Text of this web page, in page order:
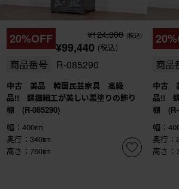
20%OFF ¥124,300 (税込)
¥99,440 (税込)
商品番号 R-085290
中古 美品 韓国民芸家具 高級
品!! 螺鈿細工が美しい黒塗りの飾り
棚 (R-085290)
幅：400㎜
奥行：340㎜
高さ：760㎜
商品
中古
品!! 螺
棚 (R-
幅：
奥行：
高さ：